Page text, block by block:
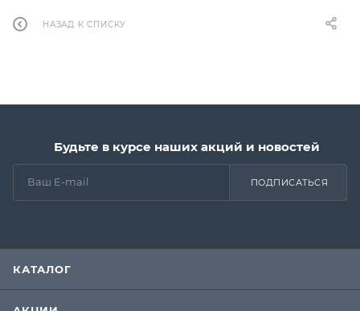
НАЗАД К СПИСКУ
Будьте в курсе наших акций и новостей
ПОДПИСАТЬСЯ
КАТАЛОГ